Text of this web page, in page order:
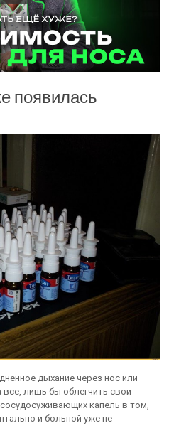
появилась
дыхание через нос или
все, лишь бы облегчить свои
капель в том,
и больной уже не